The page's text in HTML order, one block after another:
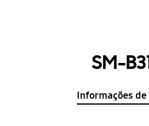
SM-
Informações